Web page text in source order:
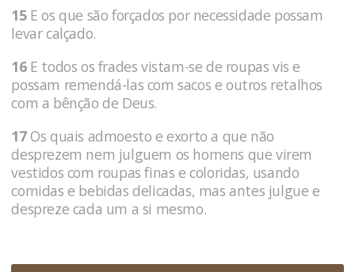
15E os que são forçados por necessidade possam
levar calçado.
16E todos os frades vistam-se de roupas vis e
possam remendá-las com sacos e outros retalhos
com a bênção de Deus.
17Os quais admoesto e exorto a que não
desprezem nem julguem os homens que virem
vestidos com roupas finas e coloridas, usando
comidas e bebidas delicadas, mas antes julgue e
despreze cada um a si mesmo.